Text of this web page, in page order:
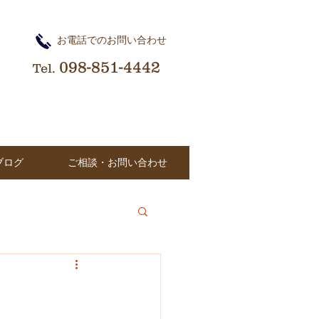
​お電話でのお問い合わせ
Tel. 098-851-4442
ログ ご相談・お問い合わせ